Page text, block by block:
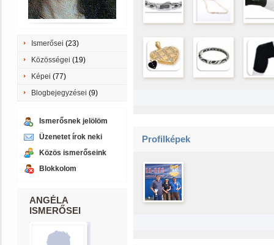
Ismerősei (23)
Közösségei (19)
Képei (77)
Blogbejegyzései (9)
Ismerősnek jelölöm
Üzenetet írok neki
Közös ismerőseink
Blokkolom
ANGÉLA
ISMERŐSEI
Profilképek